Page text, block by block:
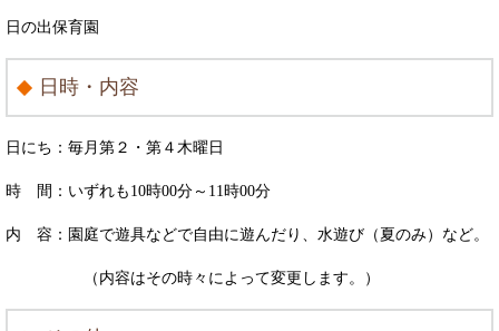
日の出保育園
日時・内容
日にち：毎月第２・第４木曜日
時 間：いずれも10時00分～11時00分
内 容：園庭で遊具などで自由に遊んだり、水遊び（夏のみ）など。
（内容はその時々によって変更します。）